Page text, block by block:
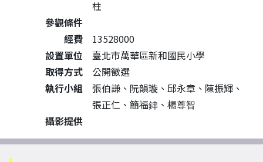
柱
參觀條件
經費
13528000
設置單位
臺北市萬華區新和國民小學
取得方式
公開徵選
執行小組
張伯謙、阮韻璇、邱永章、陳振輝、
張正仁、簡福鋛、楊尊智
攝影提供